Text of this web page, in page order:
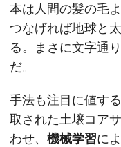
本は人間の髪の毛
つなげれば地球と
る。まさに文字通
だ。
手法も注目に値す
取された土壌コア
わせ、 機械学習に